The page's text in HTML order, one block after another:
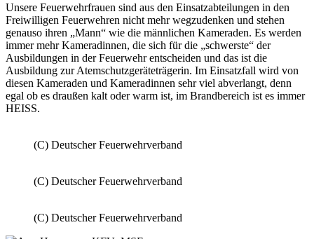
Unsere Feuerwehrfrauen sind aus den Einsatzabteilungen in den
Freiwilligen Feuerwehren nicht mehr wegzudenken und stehen
genauso ihren „Mann“ wie die männlichen Kameraden. Es werden
immer mehr Kameradinnen, die sich für die „schwerste“ der
Ausbildungen in der Feuerwehr entscheiden und das ist die
Ausbildung zur Atemschutzgeräteträgerin. Im Einsatzfall wird von
diesen Kameraden und Kameradinnen sehr viel abverlangt, denn
egal ob es draußen kalt oder warm ist, im Brandbereich ist es immer
HEISS.
(C) Deutscher Feuerwehrverband
(C) Deutscher Feuerwehrverband
(C) Deutscher Feuerwehrverband